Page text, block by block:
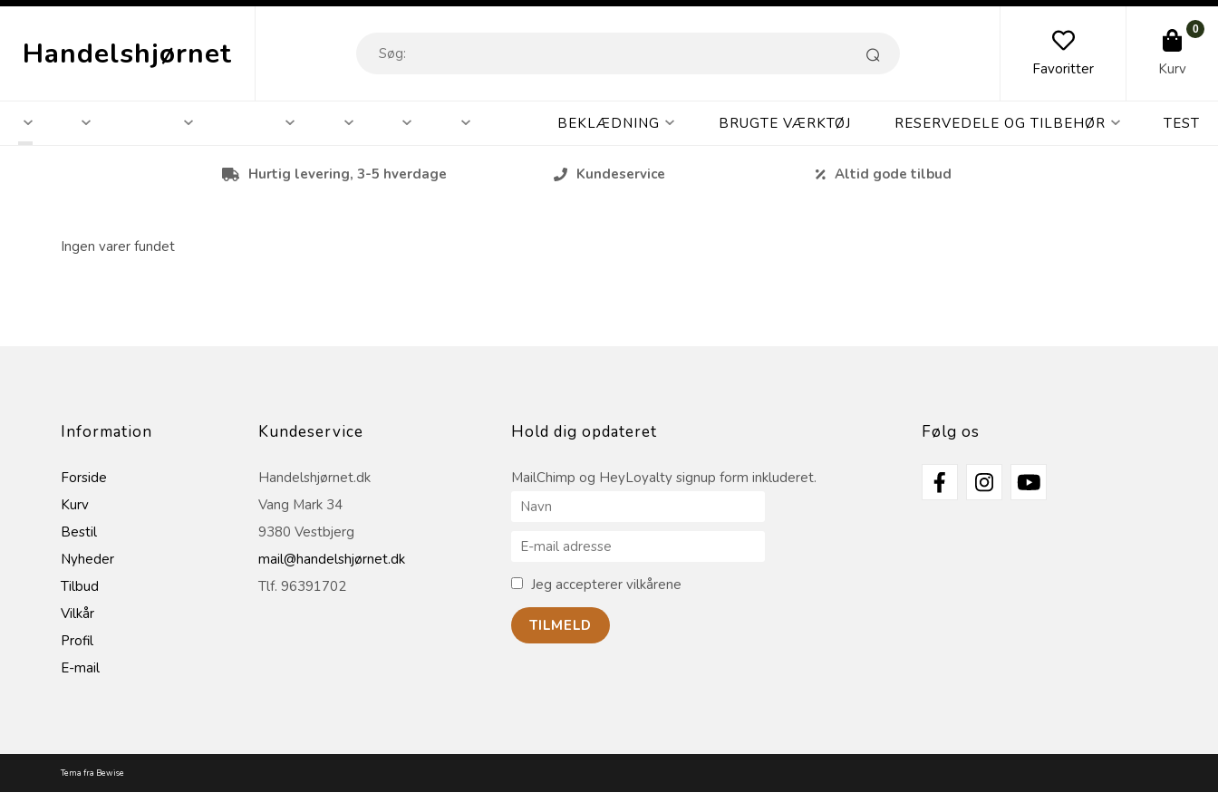
Handelshjørnet Favoritter
0
Kurv
BEKLÆDNING BRUGTE VÆRKTØJ RESERVEDELE OG TILBEHØR TEST
Hurtig levering, 3-5 hverdage Kundeservice Altid gode tilbud
Ingen varer fundet
Information
Forside
Kurv
Bestil
Nyheder
Tilbud
Vilkår
Profil
E-mail
Kundeservice
Handelshjørnet.dk
Vang Mark 34
9380 Vestbjerg
mail@handelshjørnet.dk
Tlf. 96391702
Hold dig opdateret
MailChimp og HeyLoyalty signup form inkluderet.
Jeg accepterer vilkårene
Følg os
Tema fra Bewise